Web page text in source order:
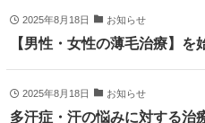
2025年8月18日 お知らせ
【男性・女性の薄毛治療】を
2025年8月18日 お知らせ
多汗症・汗の悩みに対する治